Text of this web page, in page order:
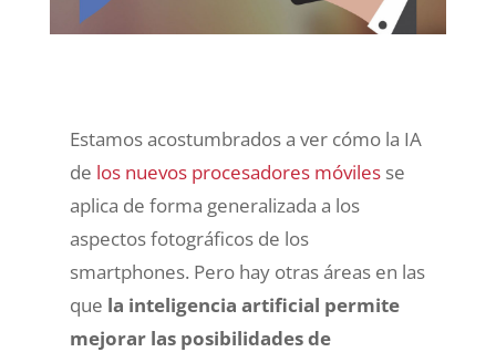
Estamos acostumbrados a ver cómo la IA
de los nuevos procesadores móvilesse
aplica de forma generalizada a los
aspectos fotográficos de los
smartphones. Pero hay otras áreas en las
que la inteligencia artificial permite
mejorar las posibilidades de